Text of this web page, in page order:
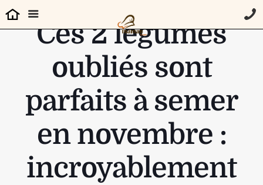
Ces 2 légumes
oubliés sont
parfaits à semer
en novembre :
incroyablement